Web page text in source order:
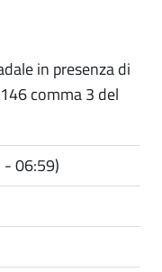
in presenza di
comma 3 del
- 06:59)